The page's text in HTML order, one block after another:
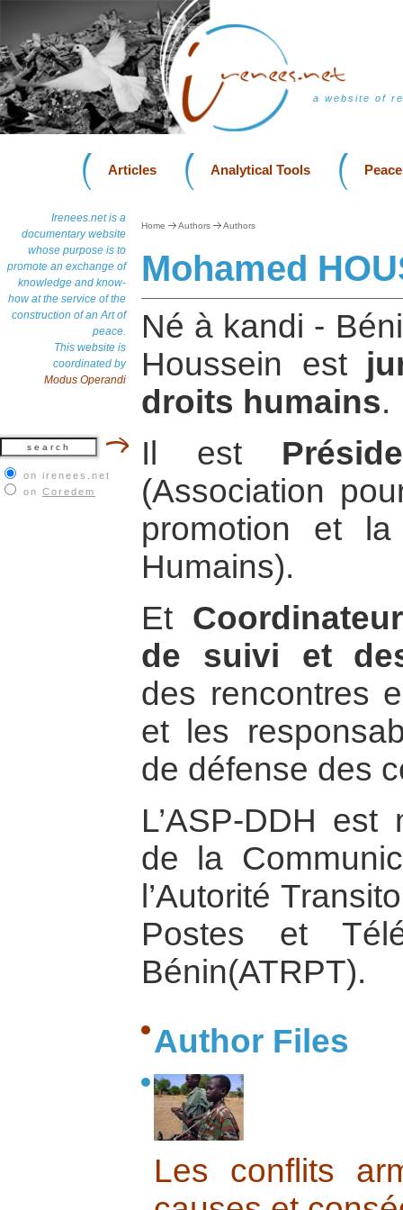
a website of
Articles Analytical Tools
Irenees.net is a
documentary website
whose purpose is to
promote an exchange of
knowledge and know-
how at the service of the
construction of an Art of
peace.
This website is
coordinated by
Modus Operandi
on irenees.net
on Coredem
Home Authors Authors
Mohamed
Né à kandi -
Houssein est
droits humains.
Il est
(Association
promotion et
Humains).
Et
de suivi et
des rencontres
et les
de défense des
L’ASP-DDH
de la
l’Autorité
Postes et
Bénin(ATRPT).
Author Files
Les conflits